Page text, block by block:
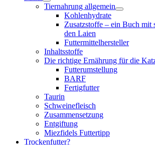
Tiernahrung allgemein
Kohlenhydrate
Zusatzstoffe – ein Buch mit
den Laien
Futtermittelhersteller
Inhaltsstoffe
Die richtige Ernährung für die
Futterumstellung
BARF
Fertigfutter
Taurin
Schweinefleisch
Zusammensetzung
Entgiftung
Miezfidels Futtertipp
Trockenfutter?